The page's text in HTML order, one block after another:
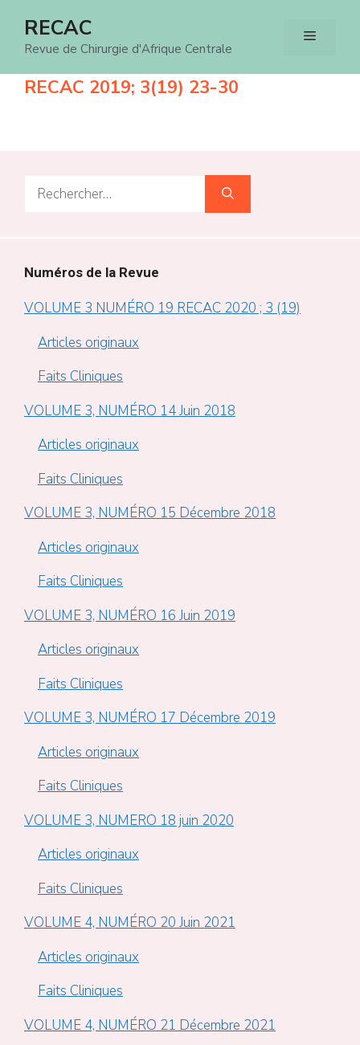
RECAC
Revue de Chirurgie d'Afrique Centrale
Menu
RECAC 2019; 3(19) 23-30
Rechercher :
Numéros de la Revue
VOLUME 3 NUMÉRO 19 RECAC 2020 ; 3 (19)
Articles originaux
Faits Cliniques
VOLUME 3, NUMÉRO 14 Juin 2018
Articles originaux
Faits Cliniques
VOLUME 3, NUMÉRO 15 Décembre 2018
Articles originaux
Faits Cliniques
VOLUME 3, NUMÉRO 16 Juin 2019
Articles originaux
Faits Cliniques
VOLUME 3, NUMÉRO 17 Décembre 2019
Articles originaux
Faits Cliniques
VOLUME 3, NUMERO 18 juin 2020
Articles originaux
Faits Cliniques
VOLUME 4, NUMÉRO 20 Juin 2021
Articles originaux
Faits Cliniques
VOLUME 4, NUMÉRO 21 Décembre 2021